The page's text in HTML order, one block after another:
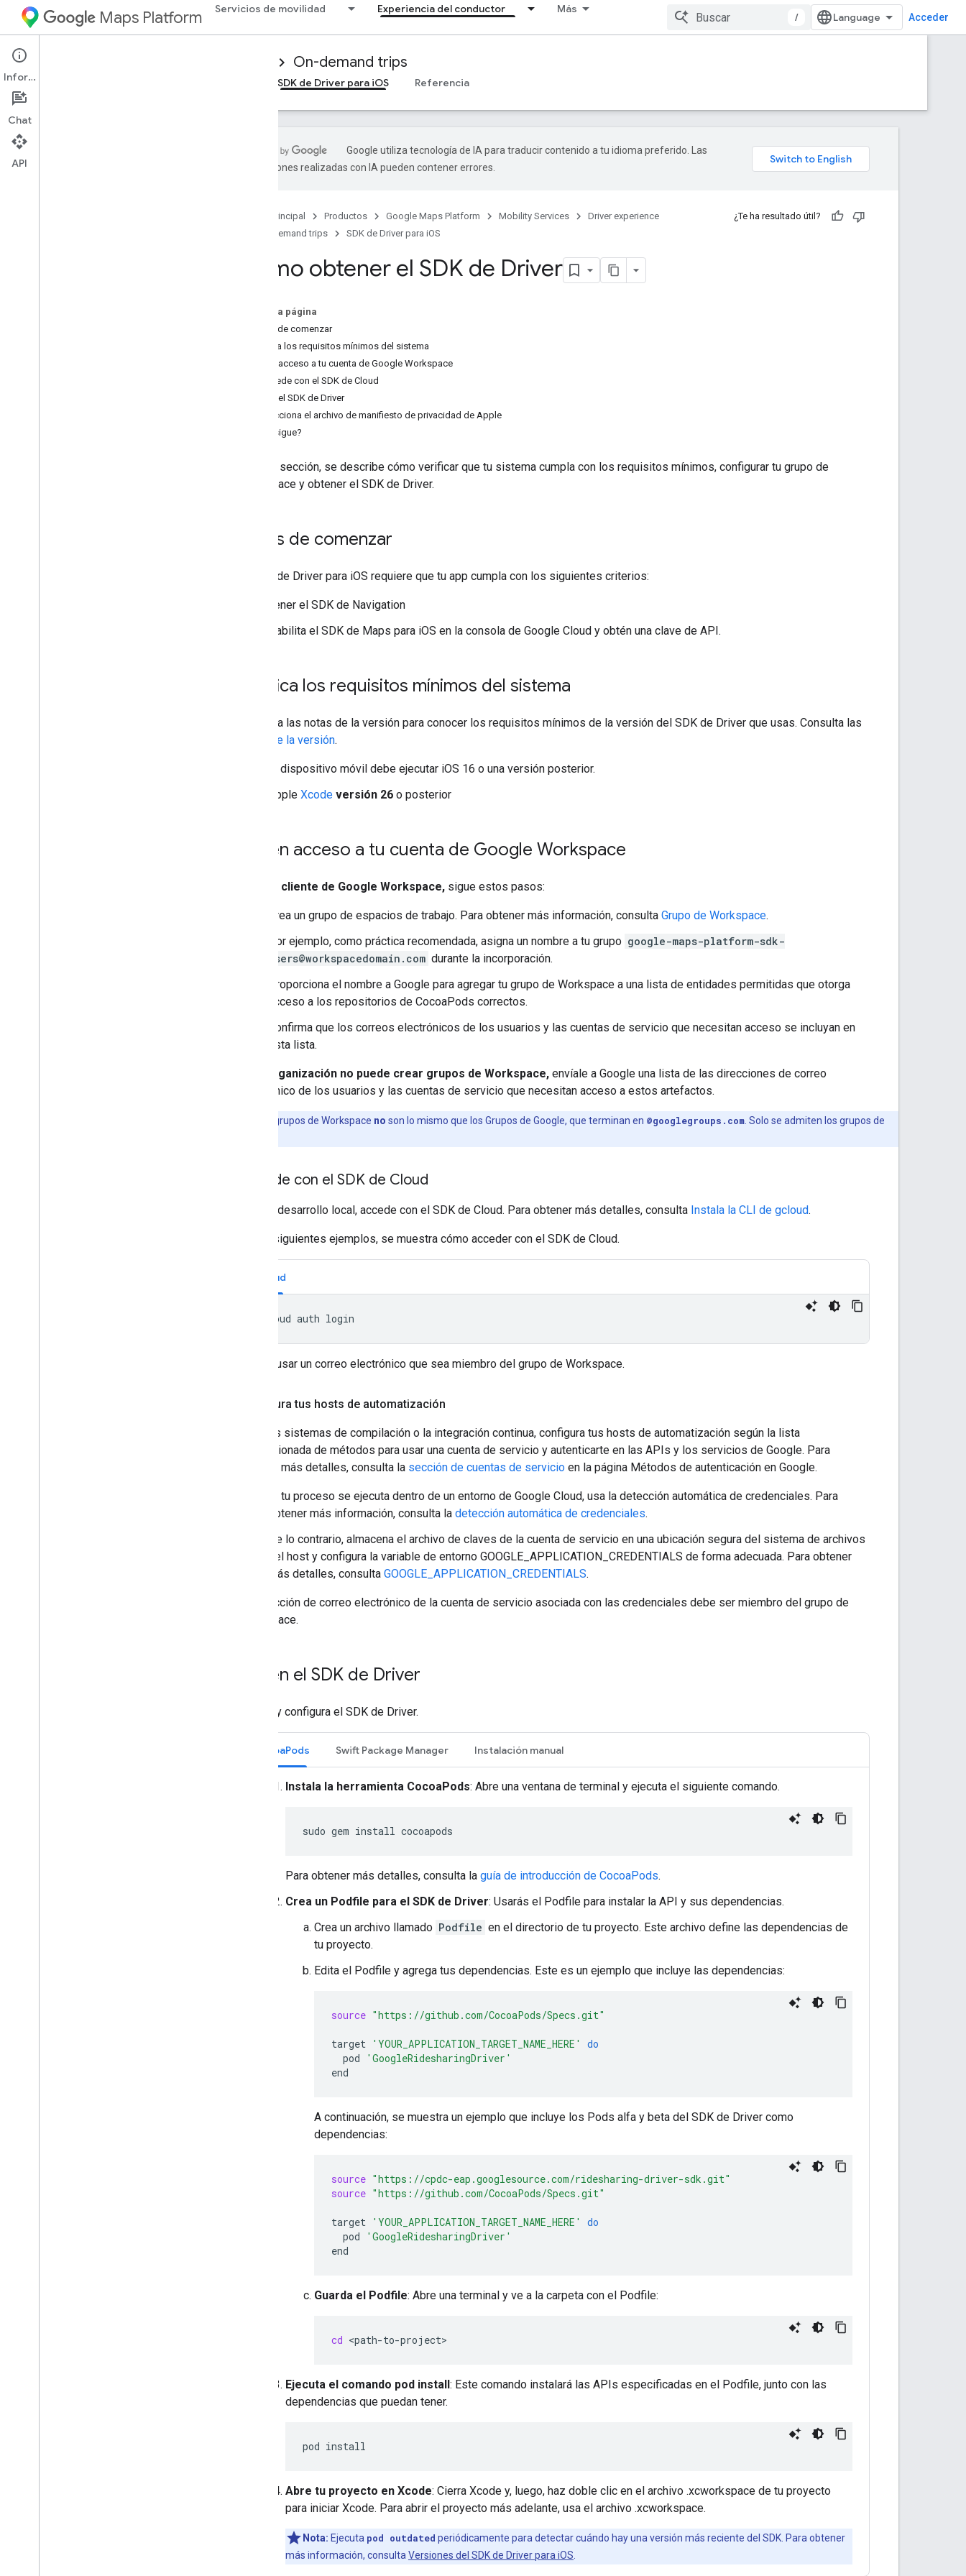
Maps Platform Servicios de movilidad Experiencia del conductor Más
/ Acceder
Mobility Services On-demand trips
Descripción general SDK de Driver para iOS Referencia
Google utiliza tecnología de IA para traducir contenido a tu idioma preferido. Las
traducciones realizadas con IA pueden contener errores.
Página principal Productos Google Maps Platform Mobility Services
Driver experience
On-demand trips
SDK de Driver para iOS
¿Te ha resultado útil?
Cómo obtener el SDK de Driver
En esta página
Antes de comenzar
Verifica los requisitos mínimos del sistema
Obtén acceso a tu cuenta de Google Workspace
Accede con el SDK de Cloud
Obtén el SDK de Driver
Inspecciona el archivo de manifiesto de privacidad de Apple
¿Qué sigue?
En esta sección, se describe cómo verificar que tu sistema cumpla con los requisitos mínimos, configurar tu grupo de
Workspace y obtener el SDK de Driver.
Antes de comenzar
El SDK de Driver para iOS requiere que tu app cumpla con los siguientes criterios:
Tener el SDK de Navigation
Habilita el SDK de Maps para iOS en la consola de Google Cloud y obtén una clave de API.
Verifica los requisitos mínimos del sistema
Consulta las notas de la versión para conocer los requisitos mínimos de la versión del SDK de Driver que usas. Consulta las
notas de la versión.
El dispositivo móvil debe ejecutar iOS 16 o una versión posterior.
Apple Xcode versión 26 o posterior
Obtén acceso a tu cuenta de Google Workspace
Si eres cliente de Google Workspace, sigue estos pasos:
Crea un grupo de espacios de trabajo. Para obtener más información, consulta Grupo de Workspace.
Por ejemplo, como práctica recomendada, asigna un nombre a tu grupo google-maps-platform-sdk-
users@workspacedomain.com durante la incorporación.
Proporciona el nombre a Google para agregar tu grupo de Workspace a una lista de entidades permitidas que otorga
acceso a los repositorios de CocoaPods correctos.
Confirma que los correos electrónicos de los usuarios y las cuentas de servicio que necesitan acceso se incluyan en
esta lista.
Si tu organización no puede crear grupos de Workspace, envíale a Google una lista de las direcciones de correo
electrónico de los usuarios y las cuentas de servicio que necesitan acceso a estos artefactos.
Los grupos de Workspace no son lo mismo que los Grupos de Google, que terminan en @googlegroups.com . Solo se admiten los grupos de
Accede con el SDK de Cloud
Para el desarrollo local, accede con el SDK de Cloud. Para obtener más detalles, consulta Instala la CLI de gcloud.
En los siguientes ejemplos, se muestra cómo acceder con el SDK de Cloud.
gcloud
Debes usar un correo electrónico que sea miembro del grupo de Workspace.
Configura tus hosts de automatización
Para los sistemas de compilación o la integración continua, configura tus hosts de automatización según la lista
proporcionada de métodos para usar una cuenta de servicio y autenticarte en las APIs y los servicios de Google. Para
obtener más detalles, consulta la sección de cuentas de servicio en la página Métodos de autenticación en Google.
Si tu proceso se ejecuta dentro de un entorno de Google Cloud, usa la detección automática de credenciales. Para
obtener más información, consulta la detección automática de credenciales.
De lo contrario, almacena el archivo de claves de la cuenta de servicio en una ubicación segura del sistema de archivos
del host y configura la variable de entorno GOOGLE_APPLICATION_CREDENTIALS de forma adecuada. Para obtener
más detalles, consulta GOOGLE_APPLICATION_CREDENTIALS.
La dirección de correo electrónico de la cuenta de servicio asociada con las credenciales debe ser miembro del grupo de
Workspace.
Obtén el SDK de Driver
Instala y configura el SDK de Driver.
CocoaPods Swift Package Manager Instalación manual
Instala la herramienta CocoaPods: Abre una ventana de terminal y ejecuta el siguiente comando.
sudo gem install
Para obtener más detalles, consulta la guía de introducción de CocoaPods.
Crea un Podfile para el SDK de Driver: Usarás el Podfile para instalar la API y sus dependencias.
Crea un archivo llamado Podfile en el directorio de tu proyecto. Este archivo define las dependencias de
tu proyecto.
Edita el Podfile y agrega tus dependencias. Este es un ejemplo que incluye las dependencias:
source "https://github.com/CocoaPods/Specs.git"
target 'YOUR_APPLICATION_TARGET_NAME_HERE'
do
pod
'GoogleRidesharingDriver'
A continuación, se muestra un ejemplo que incluye los Pods alfa y beta del SDK de Driver como
dependencias:
source "https://cpdc-eap.googlesource.com/ridesharing-driver-sdk.git"
source "https://github.com/CocoaPods/Specs.git"
target 'YOUR_APPLICATION_TARGET_NAME_HERE'
do
pod
'GoogleRidesharingDriver'
Guarda el Podfile: Abre una terminal y ve a la carpeta con el Podfile:
cd
Ejecuta el comando pod install: Este comando instalará las APIs especificadas en el Podfile, junto con las
dependencias que puedan tener.
pod
Abre tu proyecto en Xcode: Cierra Xcode y, luego, haz doble clic en el archivo .xcworkspace de tu proyecto
para iniciar Xcode. Para abrir el proyecto más adelante, usa el archivo .xcworkspace.
Nota: Ejecuta pod outdated periódicamente para detectar cuándo hay una versión más reciente del SDK. Para obtener
más información, consulta Versiones del SDK de Driver para iOS
Información
Chat
API